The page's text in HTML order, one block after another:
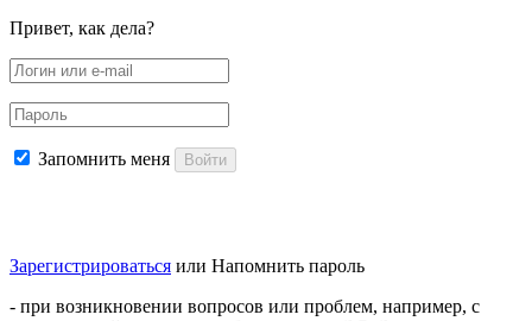
Привет, как дела?
Запомнить меня Войти
Зарегистрироваться или Напомнить пароль
- при возникновении вопросов или проблем, например, с